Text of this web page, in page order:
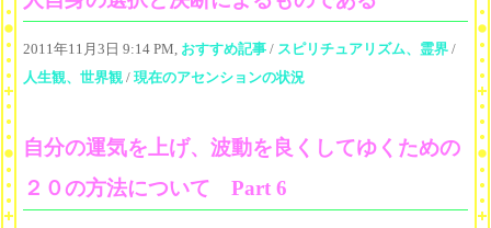
2011年11月3日 9:14 PM, おすすめ記事 / スピリチュアリズム、霊界 /
人生観、世界観 / 現在のアセンションの状況
自分の運気を上げ、波動を良くしてゆくための
２０の方法について Part 6